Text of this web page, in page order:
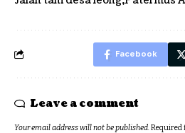
Facebook
Leave a comment
Your email address will not be published.Required